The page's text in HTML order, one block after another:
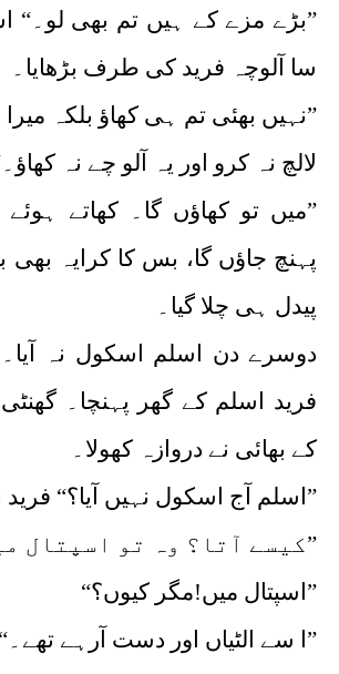
”بڑے مزے کے ہیں تم بھی لو۔“
سا آلوچہ فرید کی طرف بڑھایا۔
”نہیں بھئی تم ہی کھاؤ بلکہ
لالچ نہ کرو اور یہ آلو چے نہ
”میں تو کھاؤں گا۔ کھاتے
پہنچ جاؤں گا، بس کا کرایہ بھی
پیدل ہی چلا گیا۔
دوسرے دن اسلم اسکول نہ
فرید اسلم کے گھر پہنچا۔
کے بھائی نے دروازہ کھولا۔
”اسلم آج اسکول نہیں آیا؟“ فرید
”کیسے آتا؟ وہ تو اسپتال
”اسپتال میں!مگر کیوں؟“
”ا سے الٹیاں اور دست آرہے تھے۔“